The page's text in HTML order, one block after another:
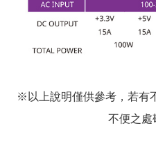
※以上說明僅供參考，若有
不便之處